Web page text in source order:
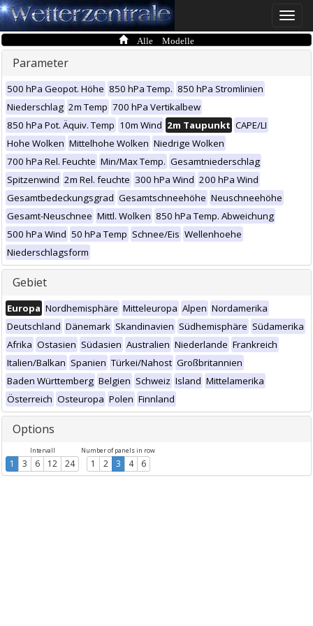
Toggle
Alle Modelle
Parameter
500 hPa Geopot. Höhe 850 hPa Temp. 850 hPa Stromlinien
Niederschlag 2m Temp 700 hPa Vertikalbew
850 hPa Pot. Äquiv. Temp 10m Wind 2m Taupunkt CAPE/LI
Hohe Wolken Mittelhohe Wolken Niedrige Wolken
700 hPa Rel. Feuchte Min/Max Temp. Gesamtniederschlag
Spitzenwind 2m Rel. feuchte 300 hPa Wind 200 hPa Wind
Gesamtbedeckungsgrad Gesamtschneehöhe Neuschneehöhe
Gesamt-Neuschnee Mittl. Wolken 850 hPa Temp. Abweichung
500 hPa Wind 50 hPa Temp Schnee/Eis Wellenhoehe
Niederschlagsform
Gebiet
Europa Nordhemisphäre Mitteleuropa Alpen Nordamerika
Deutschland Dänemark Skandinavien Südhemisphäre Südamerika
Afrika Ostasien Südasien Australien Niederlande Frankreich
Italien/Balkan Spanien Türkei/Nahost Großbritannien
Baden Württemberg Belgien Schweiz Island Mittelamerika
Österreich Osteuropa Polen Finnland
Options
Intervall
1 3 6 12 24
Number of panels in row
1 2 3 4 6